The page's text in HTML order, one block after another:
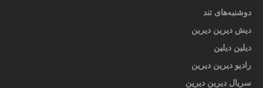
دوشنبه‌های تند
دیش دیرین دیرین
دیلین دیلین
رادیو دیرین دیرین
سریال دیرین دیرین